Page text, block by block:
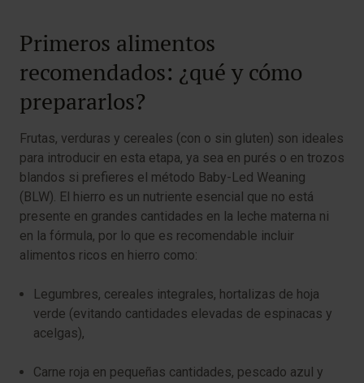
Primeros alimentos
recomendados: ¿qué y cómo
prepararlos?
Frutas, verduras y cereales (con o sin gluten) son ideales
para introducir en esta etapa, ya sea en purés o en trozos
blandos si prefieres el método Baby-Led Weaning
(BLW). El hierro es un nutriente esencial que no está
presente en grandes cantidades en la leche materna ni
en la fórmula, por lo que es recomendable incluir
alimentos ricos en hierro como:
Legumbres, cereales integrales, hortalizas de hoja
verde (evitando cantidades elevadas de espinacas y
acelgas),
Carne roja en pequeñas cantidades, pescado azul y